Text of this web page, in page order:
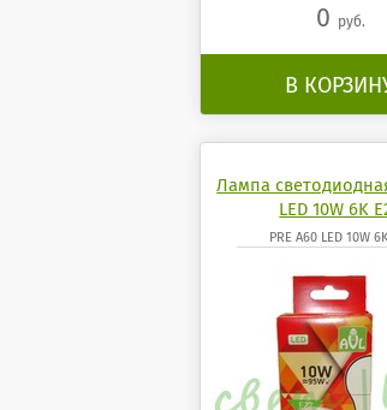
0 руб.
В
Лампа
LED 10W 6K
PRE A60 LED 10W